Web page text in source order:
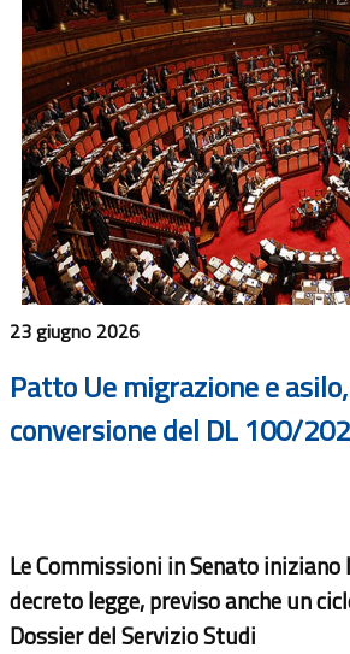
23 giugno 2026
Patto Ue migrazione e
conversione del DL 100/
Le Commissioni in Senato iniziano
decreto legge, previso anche un
Dossier del Servizio Studi